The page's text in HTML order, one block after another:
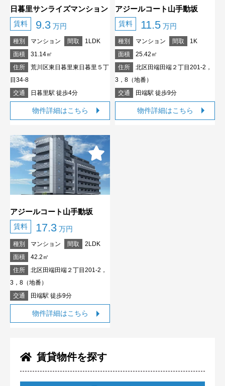
賃貸物件を探す
日暮里サンライズマンション
賃料 9.3 万円
種別 マンション 間取
1LDK
面積
31.14㎡
住所
荒川区東日暮里東日暮里５丁
目34-8
交通
日暮里駅 徒歩4分
物件詳細はこちら
アジールコート山手動坂
賃料 11.5 万円
種別 マンション 間取
1K
面積
25.42㎡
住所
北区田端田端２丁目201-2，
3，8（地番）
交通
田端駅 徒歩9分
物件詳細はこちら
アジールコート山手動坂
賃料 17.3 万円
種別 マンション 間取
2LDK
面積
42.2㎡
住所
北区田端田端２丁目201-2，
3，8（地番）
交通
田端駅 徒歩9分
物件詳細はこちら